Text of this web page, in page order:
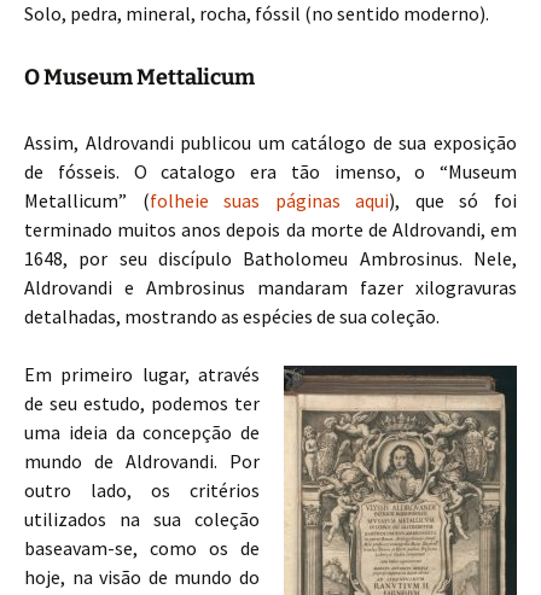
Solo, pedra, mineral, rocha, fóssil (no sentido moderno).
O Museum Mettalicum
Assim, Aldrovandi publicou um catálogo de sua exposição
de fósseis. O catalogo era tão imenso, o “Museum
Metallicum” (folheie suas páginas aqui), que só foi
terminado muitos anos depois da morte de Aldrovandi, em
1648, por seu discípulo Batholomeu Ambrosinus. Nele,
Aldrovandi e Ambrosinus mandaram fazer xilogravuras
detalhadas, mostrando as espécies de sua coleção.
Em primeiro lugar, através
de seu estudo, podemos ter
uma ideia da concepção de
mundo de Aldrovandi. Por
outro lado, os critérios
utilizados na sua coleção
baseavam-se, como os de
hoje, na visão de mundo do